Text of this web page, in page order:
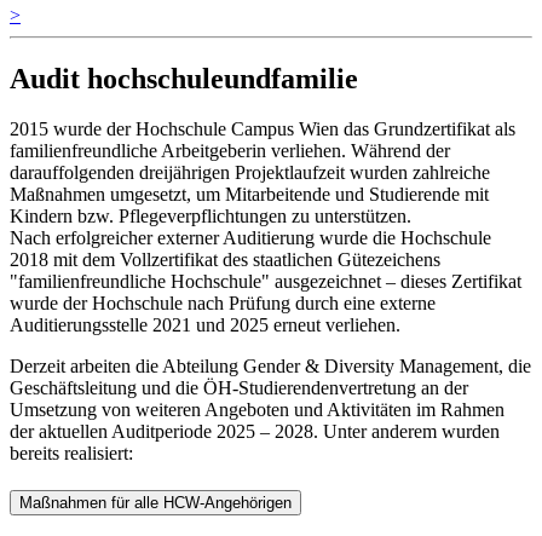
>
Audit hochschuleundfamilie
2015 wurde der Hochschule Campus Wien das Grundzertifikat als
familienfreundliche Arbeitgeberin verliehen. Während der
darauffolgenden dreijährigen Projektlaufzeit wurden zahlreiche
Maßnahmen umgesetzt, um Mitarbeitende und Studierende mit
Kindern bzw. Pflegeverpflichtungen zu unterstützen.
Nach erfolgreicher externer Auditierung wurde die Hochschule
2018 mit dem Vollzertifikat des staatlichen Gütezeichens
"familienfreundliche Hochschule" ausgezeichnet – dieses Zertifikat
wurde der Hochschule nach Prüfung durch eine externe
Auditierungsstelle 2021 und 2025 erneut verliehen.
Derzeit arbeiten die Abteilung Gender & Diversity Management, die
Geschäftsleitung und die ÖH-Studierendenvertretung an der
Umsetzung von weiteren Angeboten und Aktivitäten im Rahmen
der aktuellen Auditperiode 2025 – 2028. Unter anderem wurden
bereits realisiert:
Maßnahmen für alle HCW-Angehörigen